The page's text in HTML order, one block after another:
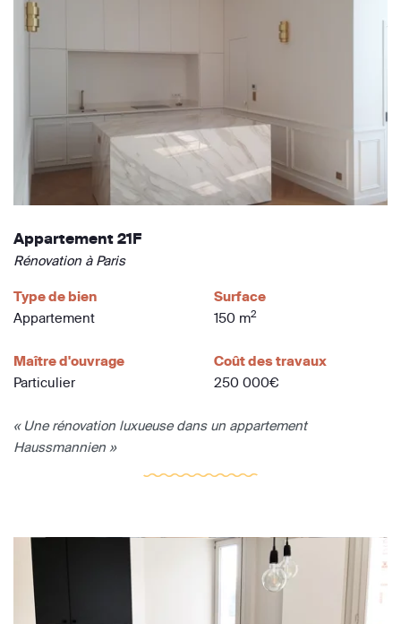
Appartement 21F
Rénovation à Paris
Type de bien
Appartement
Surface
150 m2
Maître d'ouvrage
Particulier
Coût des travaux
250 000€
« Une rénovation luxueuse dans un appartement
Haussmannien »